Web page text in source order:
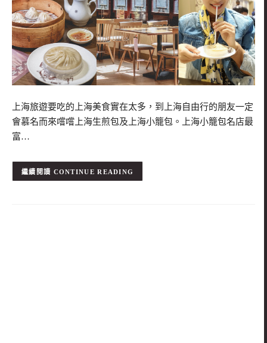
上海旅遊要吃的上海美食實在太多，到上海自由行的朋友一定
會慕名而來嚐嚐上海生煎包及上海小籠包。上海小籠包名店最
富…
CONTINUE READING